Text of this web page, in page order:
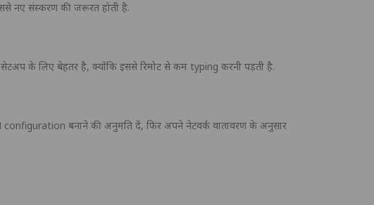
नए संस्करण की जरूरत होती है.
के लिए बेहतर है, क्योंकि इससे रिमोट से कम typing करनी पड़ती है.
बनाने की अनुमति दें, फिर अपने नेटवर्क वातावरण के अनुसार